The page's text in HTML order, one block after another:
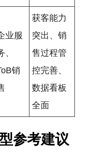
业服
、
销
获客能力
突出、销
售过程管
控完善、
数据看板
全面
参考建议